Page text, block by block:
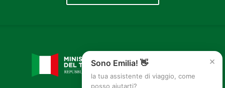
×
Sono Emilia! 👋
la tua assistente di viaggio, come
posso aiutarti?